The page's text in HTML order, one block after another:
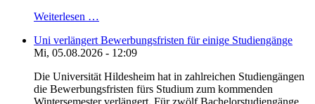
Weiterlesen …
Uni verlängert Bewerbungsfristen für einige Studiengänge
Mi, 05.08.2026 - 12:09
Die Universität Hildesheim hat in zahlreichen Studiengängen
die Bewerbungsfristen fürs Studium zum kommenden